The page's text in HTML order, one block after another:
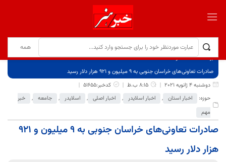
برگ نخست
نوشته‌ها
صادرات تعاونی‌های خراسان جنوبی به ۹ میلیون و ۹۲۱ هزار دلار رسید
دوشنبه 4 ژانویه 2021
8:15 ب.ظ
کدخبر:51655
حوزه:
اخبار استان , اخبار اسلایدر , اخبار اصلی , اسلایدر , جامعه ,
خبر
مهم
صادرات تعاونی‌های خراسان جنوبی به ۹ میلیون و ۹۲۱
هزار دلار رسید